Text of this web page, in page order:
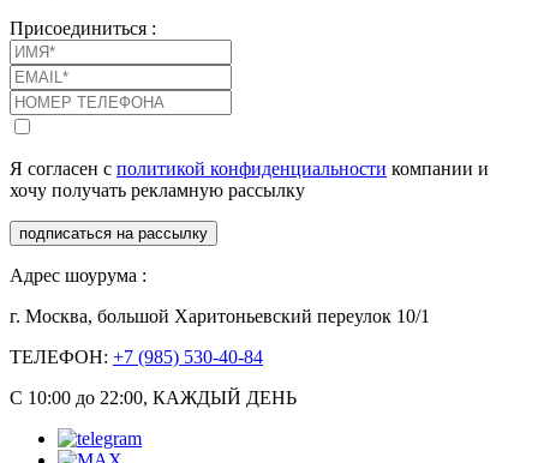
Присоединиться :
Я согласен с политикой конфиденциальности компании и
хочу получать рекламную рассылку
подписаться на рассылку
Адрес шоурума :
г. Москва, большой Харитоньевский переулок 10/1
ТЕЛЕФОН: +7 (985) 530-40-84
С 10:00 до 22:00, КАЖДЫЙ ДЕНЬ